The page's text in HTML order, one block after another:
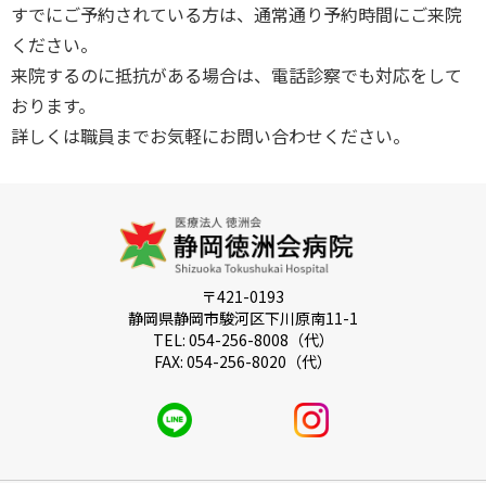
すでにご予約されている方は、通常通り予約時間にご来院
ください。
来院するのに抵抗がある場合は、電話診察でも対応をして
おります。
詳しくは職員までお気軽にお問い合わせください。
〒421-0193
静岡県静岡市駿河区下川原南11-1
TEL: 054-256-8008（代）
FAX: 054-256-8020（代）